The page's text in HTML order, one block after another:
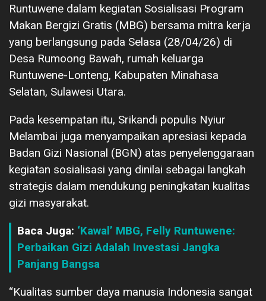
Runtuwene dalam kegiatan Sosialisasi Program
Makan Bergizi Gratis (MBG) bersama mitra kerja
yang berlangsung pada Selasa (28/04/26) di
Desa Rumoong Bawah, rumah keluarga
Runtuwene-Lonteng, Kabupaten Minahasa
Selatan, Sulawesi Utara.
Pada kesempatan itu, Srikandi populis Nyiur
Melambai juga menyampaikan apresiasi kepada
Badan Gizi Nasional (BGN) atas penyelenggaraan
kegiatan sosialisasi yang dinilai sebagai langkah
strategis dalam mendukung peningkatan kualitas
gizi masyarakat.
Baca Juga: ‘Kawal’ MBG, Felly Runtuwene:
Perbaikan Gizi Adalah Investasi Jangka
Panjang Bangsa
“Kualitas sumber daya manusia Indonesia sangat